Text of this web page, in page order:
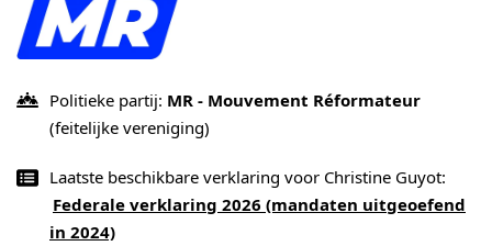
Politieke partij: MR - Mouvement Réformateur
(feitelijke vereniging)
Laatste beschikbare verklaring voor Christine Guyot:
Federale verklaring 2026 (mandaten uitgeoefend
in 2024)